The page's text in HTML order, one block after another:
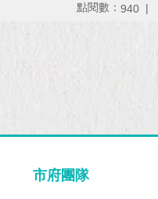
點閱數： 940
市府團隊